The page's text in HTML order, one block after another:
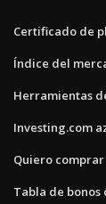
Certificado de
Índice del
Herramientas
Investing.com
Quiero
Tabla de